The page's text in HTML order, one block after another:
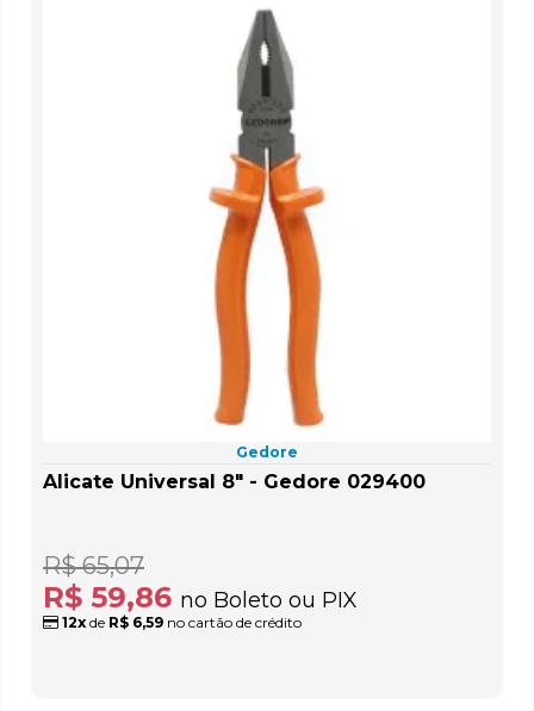
Gedore
Alicate Universal 8" - Gedore 029400
R$ 59,86 no Boleto ou PIX
R$ 65,07
12x de R$ 6,59 no cartão de crédito